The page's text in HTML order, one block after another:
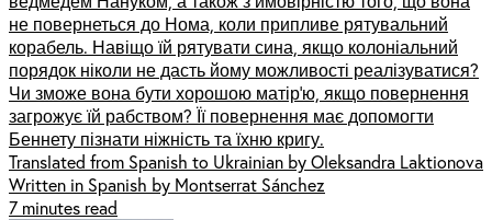
не повернеться до Нома, коли припливе рятувальний
корабель. Навіщо їй рятувати сина, якщо колоніальний
порядок ніколи не дасть йому можливості реалізуватися?
Чи зможе вона бути хорошою матір’ю, якщо повернення
загрожує їй рабством? Її повернення має допомогти
Беннету пізнати ніжність та їхню кригу.
Translated from Spanish to Ukrainian by Oleksandra Laktionova
Written in Spanish by Montserrat Sánchez
7 minutes read